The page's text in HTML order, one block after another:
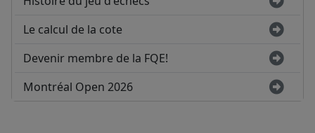
Le calcul de la cote
Devenir membre de la FQE!
Montréal Open 2026